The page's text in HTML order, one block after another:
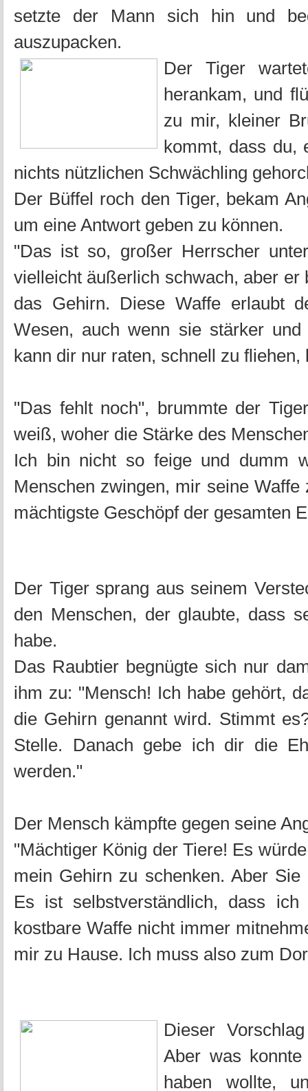
setzte der Mann sich hin und
auszupacken.
Der Tiger
herankam, und
zu mir, kleiner
kommt, dass du,
nichts nützlichen Schwächling
Der Büffel roch den Tiger, bekam
um eine Antwort geben zu können.
"Das ist so, großer Herrscher
vielleicht äußerlich schwach, aber er
das Gehirn. Diese Waffe erlaubt
Wesen, auch wenn sie stärker
kann dir nur raten, schnell zu
"Das fehlt noch", brummte der
weiß, woher die Stärke des
Ich bin nicht so feige und dumm
Menschen zwingen, mir seine
mächtigste Geschöpf der gesamten
Der Tiger sprang aus seinem
den Menschen, der glaubte, dass
habe.
Das Raubtier begnügte sich nur
ihm zu: "Mensch! Ich habe gehört,
die Gehirn genannt wird. Stimmt
Stelle. Danach gebe ich dir die
werden."
Der Mensch kämpfte gegen seine
"Mächtiger König der Tiere! Es
mein Gehirn zu schenken. Aber
Es ist selbstverständlich, dass
kostbare Waffe nicht immer
mir zu Hause. Ich muss also zum
Dieser
Aber was
haben wollte,